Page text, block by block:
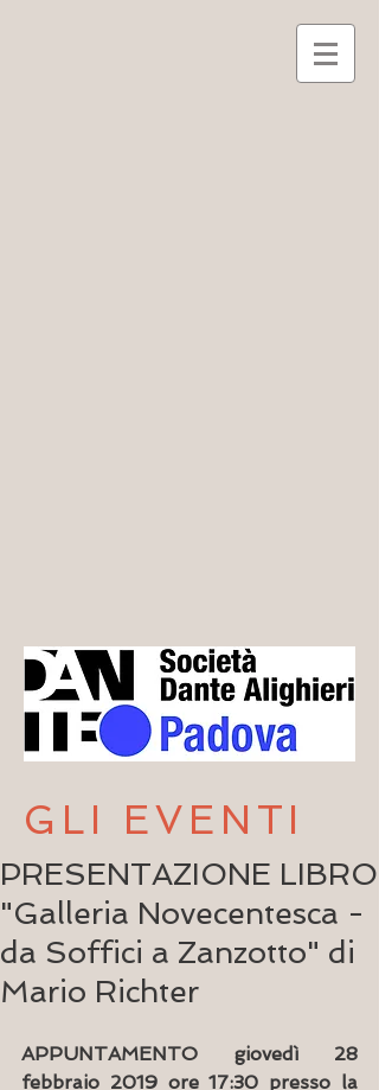
GLI EVENTI
PRESENTAZIONE LIBRO
"Galleria Novecentesca -
da Soffici a Zanzotto" di
Mario Richter
APPUNTAMENTO giovedì 28